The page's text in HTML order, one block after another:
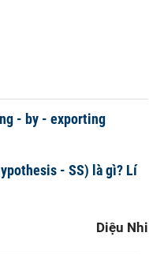
- by - exporting
- SS) là gì? Lí
Diệu Nhi